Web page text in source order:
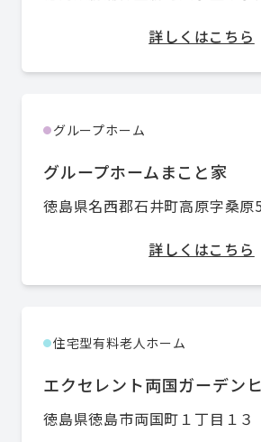
詳しくはこちら
● グループホーム
グループホームまこと家
徳島県名西郡石井町高原字桑原
詳しくはこちら
●住宅型有料老人ホーム
エクセレント両国ガーデン
徳島県徳島市両国町１丁目１３